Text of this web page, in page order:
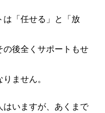
は「任せる」と「放
の後全くサポートもせ
ません。
はいますが、あくまで